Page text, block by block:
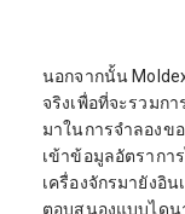
นอกจากนั้น
จริงเพื่อที่จะรวมก
มาในการจำลองข
เข้าข้อมูลอัตรากา
เครื่องจักรมายังอิ
ตอบสนองแบบไดน